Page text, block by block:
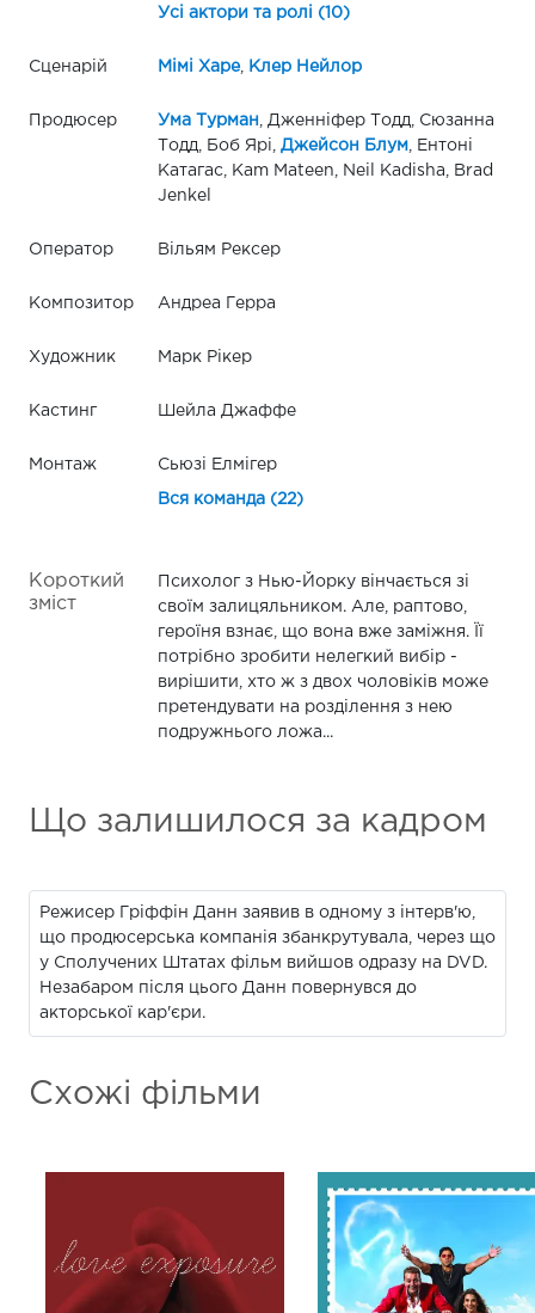
Усі актори та ролі (10)
Сценарій Мімі Харе, Клер Нейлор
Продюсер Ума Турман , Дженніфер Тодд, Сюзанна
Тодд, Боб Ярі, Джейсон Блум, Ентоні
Катагас, Kam Mateen, Neil Kadisha, Brad
Jenkel
Оператор Вільям Рексер
Композитор Андреа Герра
Художник Марк Рікер
Кастинг Шейла Джаффе
Монтаж Сьюзі Елмігер
Вся команда (22)
Короткий
зміст
Психолог з Нью-Йорку вінчається зі
своїм залицяльником. Але, раптово,
героїня взнає, що вона вже заміжня. Її
потрібно зробити нелегкий вибір -
вирішити, хто ж з двох чоловіків може
претендувати на розділення з нею
подружнього ложа...
Що залишилося за кадром
Режисер Гріффін Данн заявив в одному з інтерв'ю,
що продюсерська компанія збанкрутувала, через що
у Сполучених Штатах фільм вийшов одразу на DVD.
Незабаром після цього Данн повернувся до
акторської кар'єри.
Схожі фільми